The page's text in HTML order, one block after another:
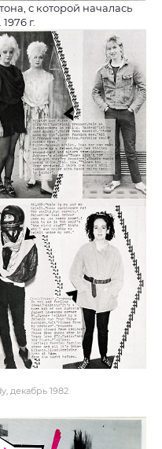
с которой началась
г.
декабрь 1982